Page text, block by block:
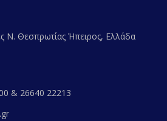
Ν. Θεσπρωτίας Ήπειρος, Ελλάδα
& 26640 22213